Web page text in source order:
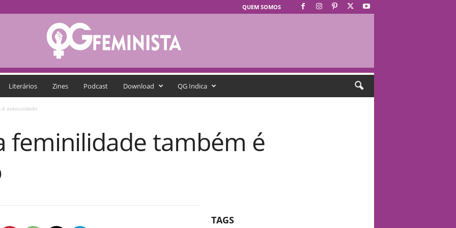
QUEM SOMOS
Literários Zines Podcast Download QG Indica
é autocuidado
feminilidade também é
TAGS